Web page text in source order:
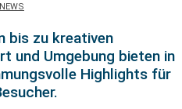
bis zu kreativen
und Umgebung bieten in
Highlights für